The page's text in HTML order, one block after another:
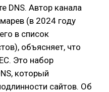
DNS. Автор канала
(в 2024 году
в список
объясняет, что
Это набор
который
сайтов. Об